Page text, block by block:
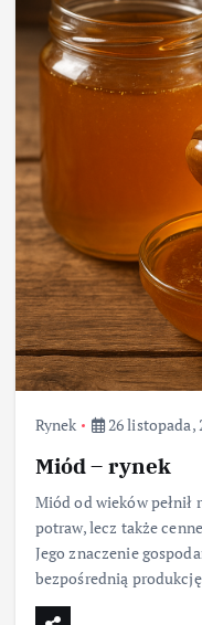
Rynek 26 listopada,
Miód – rynek
Miód od wieków pełnił
potraw, lecz także
Jego znaczenie
bezpośrednią